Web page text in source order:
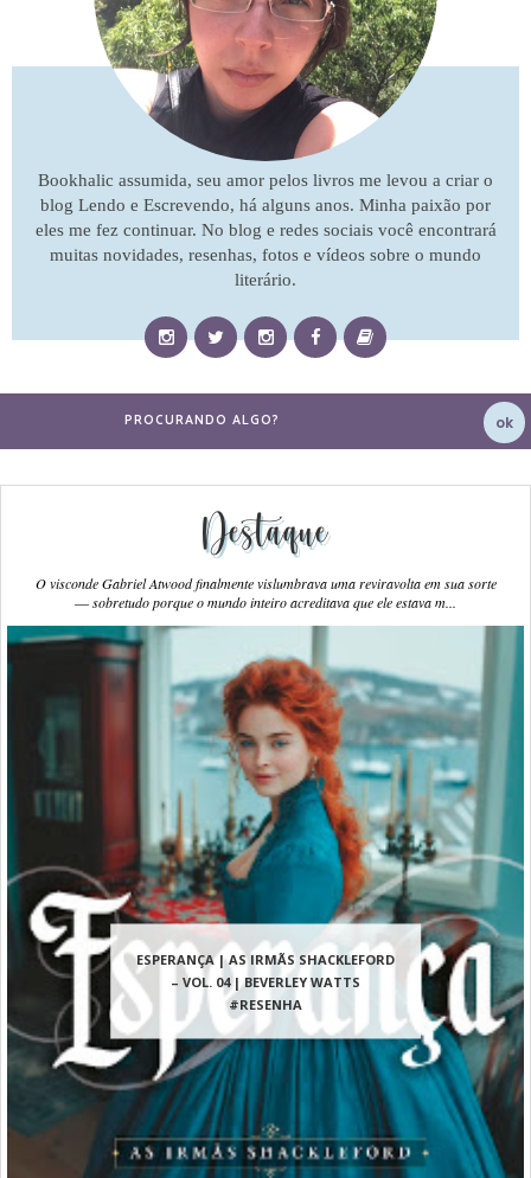
Bookhalic assumida, seu amor pelos livros me levou a criar o
blog Lendo e Escrevendo, há alguns anos. Minha paixão por
eles me fez continuar. No blog e redes sociais você encontrará
muitas novidades, resenhas, fotos e vídeos sobre o mundo
literário.
Destaque
ESPERANÇA | AS IRMÃS SHACKLEFORD
– VOL. 04 | BEVERLEY WATTS
#RESENHA
O visconde Gabriel Atwood finalmente vislumbrava uma reviravolta em sua sorte
― sobretudo porque o mundo inteiro acreditava que ele estava m...